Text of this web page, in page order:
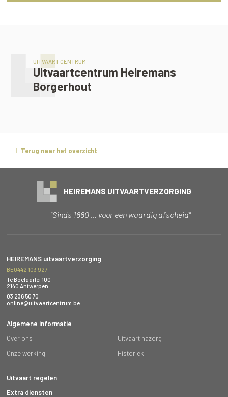
UITVAART CENTRUM
Uitvaartcentrum Heiremans
Borgerhout
Terug naar het overzicht
HEIREMANS UITVAARTVERZORGING
"Sinds 1880 … voor een waardig afscheid"
HEIREMANS uitvaartverzorging
BE0442 103 927
Te Boelaarlei 100
2140 Antwerpen
03 236 50 70
online@uitvaartcentrum.be
Algemene informatie
Over ons
Uitvaart nazorg
Onze werking
Historiek
Uitvaart regelen
Extra diensten